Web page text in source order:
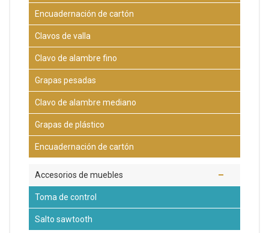
Encuadernación de cartón
Clavos de valla
Clavo de alambre fino
Grapas pesadas
Clavo de alambre mediano
Grapas de plástico
Encuadernación de cartón
Accesorios de muebles
Toma de control
Salto sawtooth